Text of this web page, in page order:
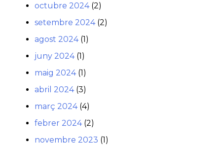
octubre 2024(2)
setembre 2024(2)
agost 2024(1)
juny 2024(1)
maig 2024(1)
abril 2024(3)
març 2024(4)
febrer 2024(2)
novembre 2023 (1)